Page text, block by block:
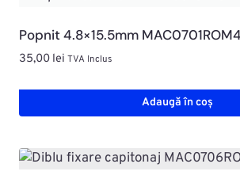
Popnit 4.8×15.5mm
35,00 lei TVA Inclus
Adaugă în coș